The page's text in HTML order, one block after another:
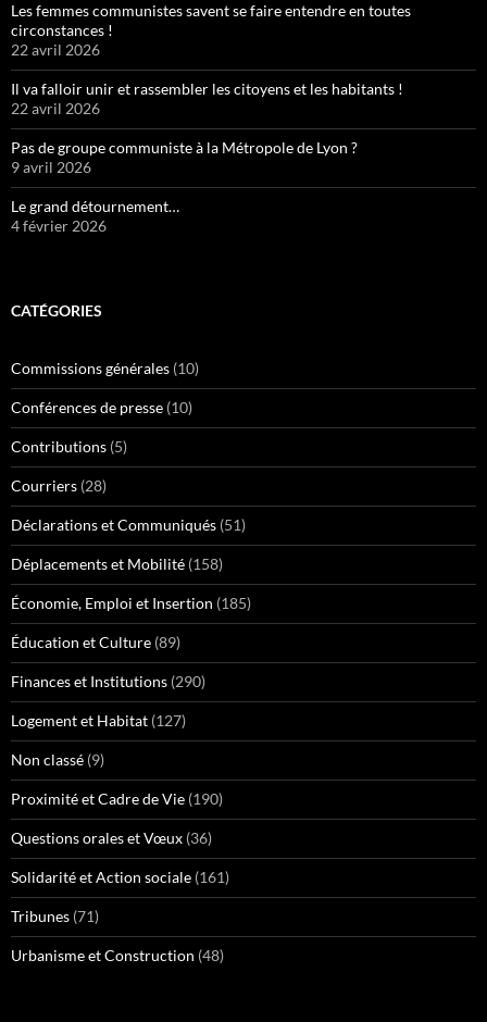
Les femmes communistes savent se faire entendre en toutes
circonstances !
22 avril 2026
Il va falloir unir et rassembler les citoyens et les habitants !
22 avril 2026
Pas de groupe communiste à la Métropole de Lyon ?
9 avril 2026
Le grand détournement…
4 février 2026
CATÉGORIES
Commissions générales (10)
Conférences de presse (10)
Contributions (5)
Courriers (28)
Déclarations et Communiqués (51)
Déplacements et Mobilité (158)
Économie, Emploi et Insertion (185)
Éducation et Culture (89)
Finances et Institutions (290)
Logement et Habitat (127)
Non classé (9)
Proximité et Cadre de Vie (190)
Questions orales et Vœux (36)
Solidarité et Action sociale (161)
Tribunes (71)
Urbanisme et Construction (48)